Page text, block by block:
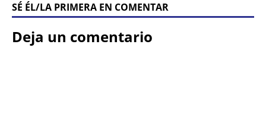
SÉ ÉL/LA PRIMERA EN COMENTAR
Deja un comentario